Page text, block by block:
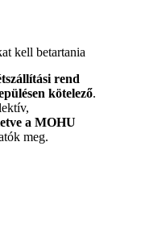
kell betartania
rend
kötelező.
a MOHU
meg.